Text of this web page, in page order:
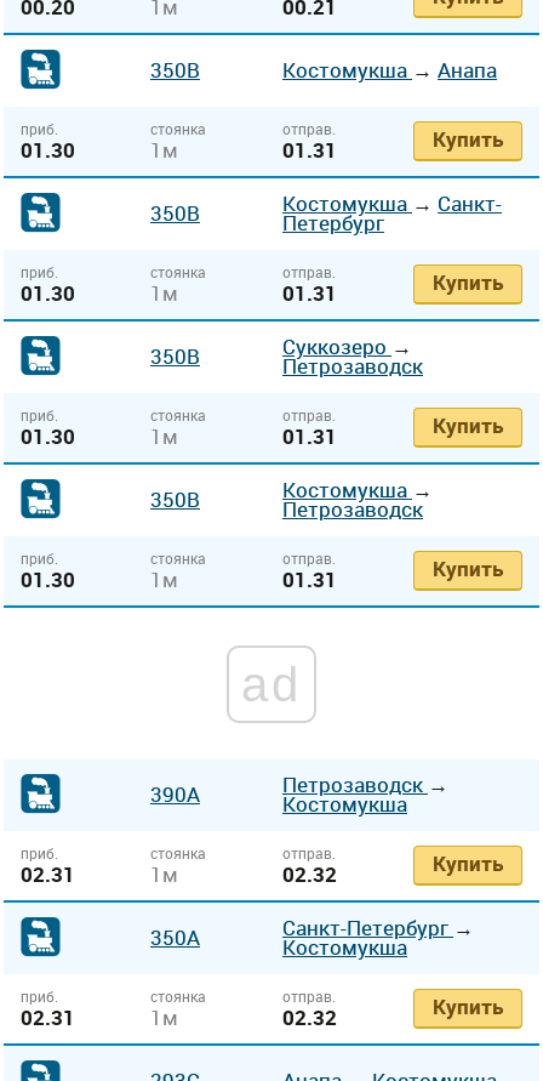
00.20 1м 00.21
350В Костомукша → Анапа
приб.
01.30
стоянка
1м
отправ.
01.31 Купить
350В Костомукша → Санкт-
Петербург
приб.
01.30
стоянка
1м
отправ.
01.31 Купить
350В Суккозеро →
Петрозаводск
приб.
01.30
стоянка
1м
отправ.
01.31 Купить
350В Костомукша →
Петрозаводск
приб.
01.30
стоянка
1м
отправ.
01.31 Купить
ad
390А Петрозаводск →
Костомукша
приб.
02.31
стоянка
1м
отправ.
02.32 Купить
350А Санкт-Петербург →
Костомукша
приб.
02.31
стоянка
1м
отправ.
02.32 Купить